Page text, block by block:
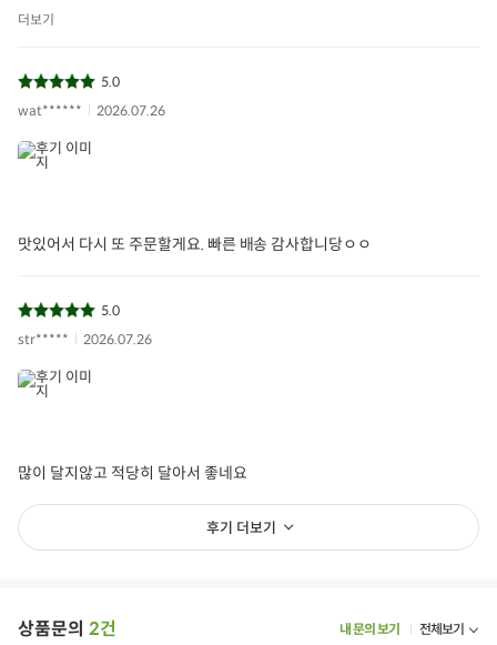
더보기
5.0
wat******
2026.07.26
맛있어서 다시 또 주문할게요. 빠른 배송 감사합니당ㅇㅇ
5.0
str*****
2026.07.26
많이 달지않고 적당히 달아서 좋네요
후기 더보기
상품문의 2건 내 문의 보기 전체보기